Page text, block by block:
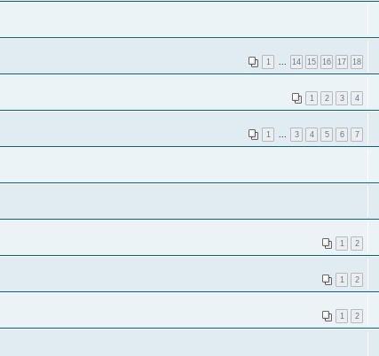
1 ... 14 15 16 17 18
1 2 3 4
1 ... 3 4 5 6 7
1 2
1 2
1 2